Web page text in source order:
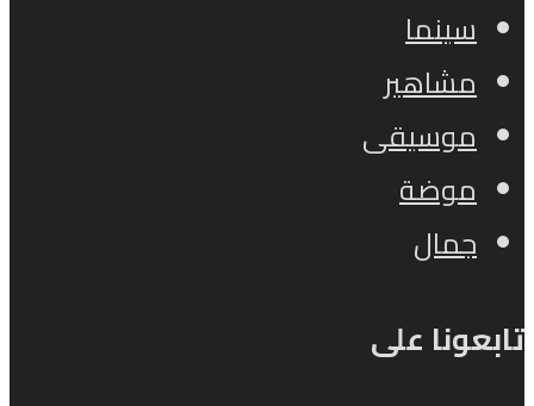
سينما
مشاهير
موسيقى
موضة
جمال
تابعونا على